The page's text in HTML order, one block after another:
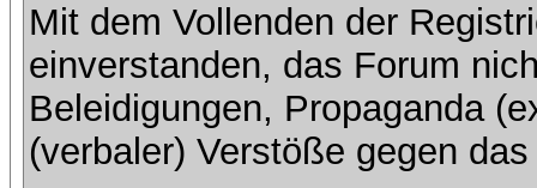
Mit dem Vollenden der
einverstanden, das Forum
Beleidigungen, Propaganda
(verbaler) Verstöße gegen